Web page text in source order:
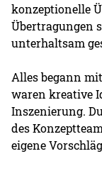
konzeptionelle
Übertragungen
unterhaltsam
Alles begann
waren kreative
Inszenierung.
des
eigene